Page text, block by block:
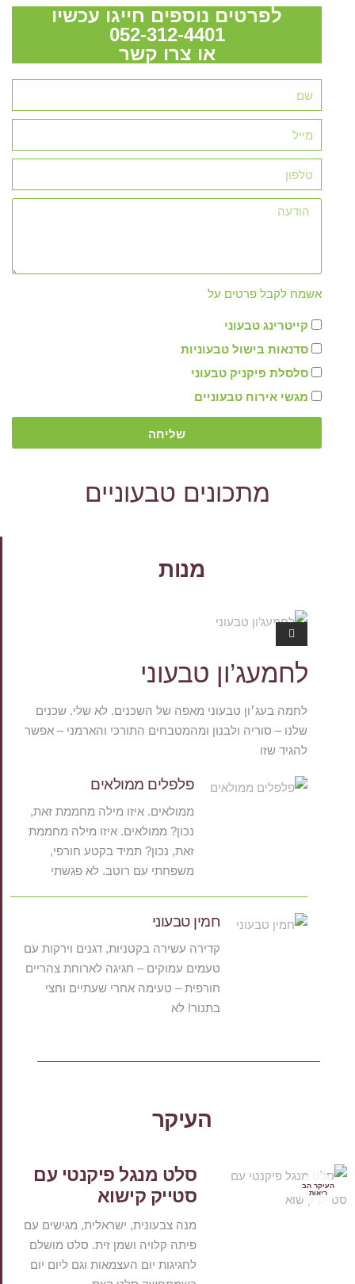
לפרטים נוספים חייגו עכשיו
052-312-4401
או צרו קשר
אשמח לקבל פרטים על
קייטרינג טבעוני
סדנאות בישול טבעוניות
סלסלת פיקניק טבעוני
מגשי אירוח טבעוניים
שליחה
מתכונים טבעוניים
מנות
מאכלי עדו
לחמעג’ון טבעוני
לחמה בעג׳ון טבעוני מאפה של השכנים. לא שלי. שכנים
שלנו – סוריה ולבנון ומהמטבחים התורכי והארמני – אפשר
להגיד שזו
פלפלים ממולאים
ממולאים. איזו מילה מחממת זאת,
נכון? ממולאים. איזו מילה מחממת
זאת, נכון? תמיד בקטע חורפי,
משפחתי עם רוטב. לא פגשתי
חמין טבעוני
קדירה עשירה בקטניות, דגנים וירקות עם
טעמים עמוקים – חגיגה לארוחת צהריים
חורפית – טעימה אחרי שעתיים וחצי
בתנור! לא
העיקר
העיקר הב
ריאות
סלט מנגל פיקנטי עם
סטייק קישוא
מנה צבעונית, ישראלית, מגישים עם
פיתה קלויה ושמן זית. סלט מושלם
לחגיגות יום העצמאות וגם ליום יום